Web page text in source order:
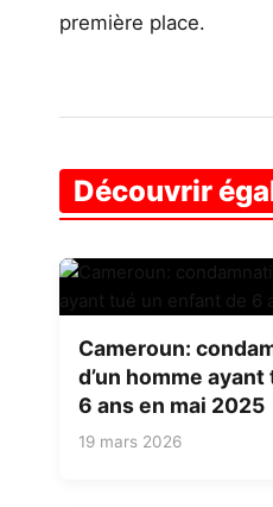
première place.
Découvrir
Cameroun:
d’un homme
6 ans en mai 2025
19 mars 2026